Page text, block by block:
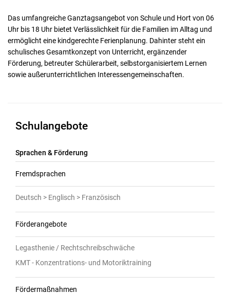
Das umfangreiche Ganztagsangebot von Schule und Hort von 06
Uhr bis 18 Uhr bietet Verlässlichkeit für die Familien im Alltag und
ermöglicht eine kindgerechte Ferienplanung. Dahinter steht ein
schulisches Gesamtkonzept von Unterricht, ergänzender
Förderung, betreuter Schülerarbeit, selbstorganisiertem Lernen
sowie außerunterrichtlichen Interessengemeinschaften.
Schulangebote
Sprachen & Förderung
Fremdsprachen
Deutsch > Englisch > Französisch
Förderangebote
Legasthenie / Rechtschreibschwäche
KMT - Konzentrations- und Motoriktraining
Fördermaßnahmen